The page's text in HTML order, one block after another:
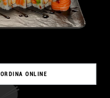
ORDINA ONLINE